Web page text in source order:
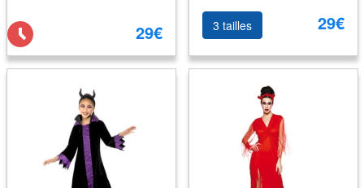
29€ 3 tailles 29€